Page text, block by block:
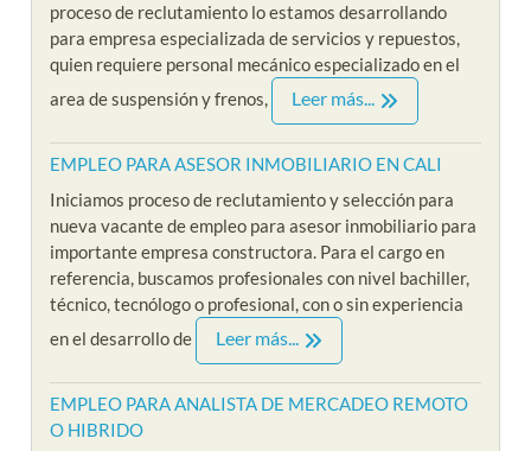
proceso de reclutamiento lo estamos desarrollando
para empresa especializada de servicios y repuestos,
quien requiere personal mecánico especializado en el
area de suspensión y frenos,
Leer más...
EMPLEO PARA ASESOR INMOBILIARIO EN CALI
Iniciamos proceso de reclutamiento y selección para
nueva vacante de empleo para asesor inmobiliario para
importante empresa constructora. Para el cargo en
referencia, buscamos profesionales con nivel bachiller,
técnico, tecnólogo o profesional, con o sin experiencia
en el desarrollo de
Leer más...
EMPLEO PARA ANALISTA DE MERCADEO REMOTO
O HIBRIDO